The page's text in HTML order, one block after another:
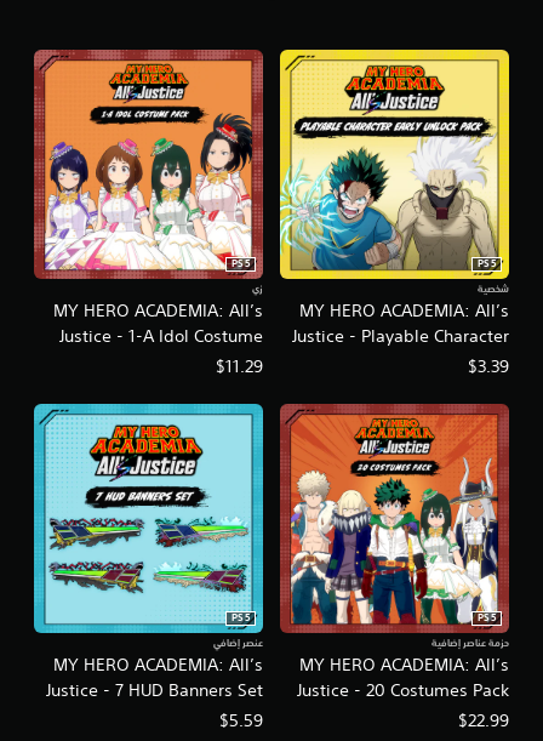
MY HERO ACADEMIA: All’s
Justice - Playable Character
Early Unlock Pack
PS5
شخصية
$3.39
MY HERO ACADEMIA: All’s
Justice - 1-A Idol Costume
Pack
PS5
زي
$11.29
MY HERO ACADEMIA: All’s
Justice - 20 Costumes Pack
PS5
حزمة عناصر إضافية
$22.99
MY HERO ACADEMIA: All’s
Justice - 7 HUD Banners Set
PS5
عنصر إضافي
$5.59